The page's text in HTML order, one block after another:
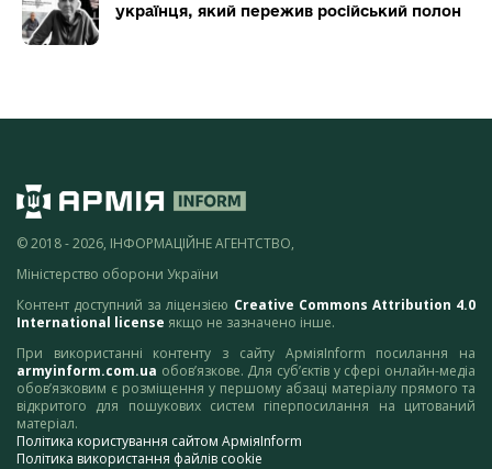
українця, який пережив російський полон
© 2018 - 2026, ІНФОРМАЦІЙНЕ АГЕНТСТВО,
Міністерство оборони України
Контент доступний за ліцензією Creative Commons Attribution 4.0
International license якщо не зазначено інше.
При використанні контенту з сайту АрміяInform посилання на
armyinform.com.ua обов’язкове. Для суб’єктів у сфері онлайн-медіа
обов’язковим є розміщення у першому абзаці матеріалу прямого та
відкритого для пошукових систем гіперпосилання на цитований
матеріал.
Політика користування сайтом АрміяInform
Політика використання файлів cookie